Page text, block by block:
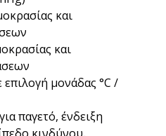
και
και
μονάδας °C /
παγετό, ένδειξη